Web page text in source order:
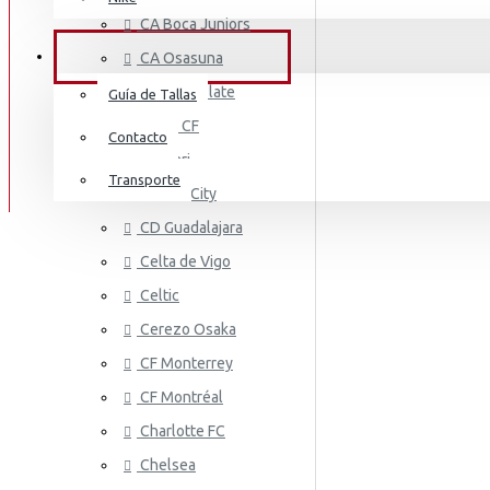
Irán
Estados Unidos
Japón
Países Bajos
Marruecos
Mount
Neymar Jr
Pedri
Ronaldo
Ter Stegen
Vini Jr
SERVICIO AL CLIENTE
Guía de Tallas
Contacto
Transporte
CA Boca Juniors
CA Osasuna
CA River Plate
Cádiz CF
Cagliari
Cardiff City
CD Guadalajara
Celta de Vigo
Celtic
Cerezo Osaka
CF Monterrey
CF Montréal
Charlotte FC
Chelsea